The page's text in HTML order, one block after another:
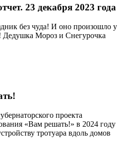
23 декабря 2023 года
без чуда! И оно произошло у
Дедушка Мороз и Снегурочка
проекта
«Вам решать!» в 2024 году
тротуара вдоль домов